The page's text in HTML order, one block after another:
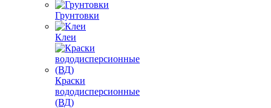
Грунтовки
Клеи
Краски
вододисперсионные
(ВД)